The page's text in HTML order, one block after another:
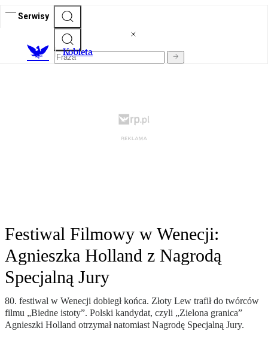
Serwisy
Kobieta
Festiwal Filmowy w Wenecji:
Agnieszka Holland z Nagrodą
Specjalną Jury
80. festiwal w Wenecji dobiegł końca. Złoty Lew trafił do twórców
filmu „Biedne istoty”. Polski kandydat, czyli „Zielona granica”
Agnieszki Holland otrzymał natomiast Nagrodę Specjalną Jury.